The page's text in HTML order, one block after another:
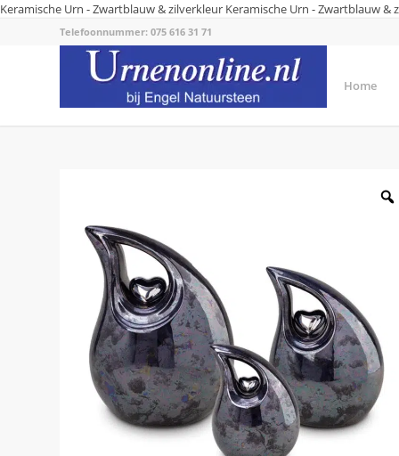
Keramische Urn - Zwartblauw & zilverkleur Keramische Urn - Zwartblauw &
Telefoonnummer: 075 616 31 71
Home